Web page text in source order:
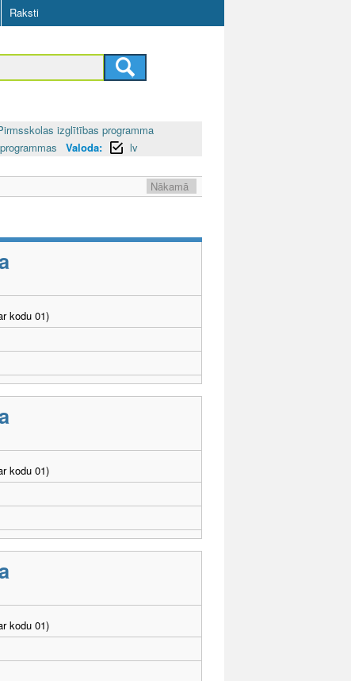
Raksti
izglītības programma
Valoda: lv
Nākamā
kodu 01)
kodu 01)
kodu 01)